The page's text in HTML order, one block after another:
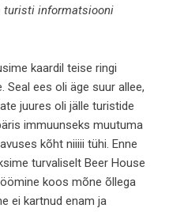
turisti informatsiooni
kaardil teise ringi
Seal ees oli äge suur allee,
juures oli jälle turistide
immuunseks muutuma
kõht niiiii tühi. Enne
turvaliselt Beer House
koos mõne õllega
ei kartnud enam ja